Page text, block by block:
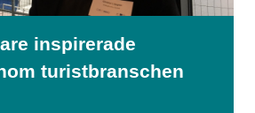
inspirerade
turistbranschen